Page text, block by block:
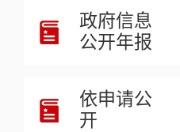
政府信息
公开年报
依申请公
开